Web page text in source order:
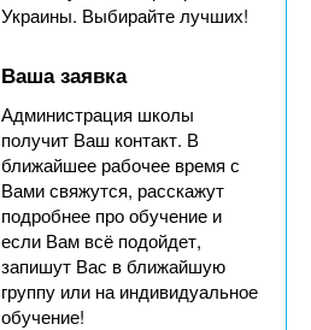
Украины. Выбирайте лучших!
Ваша заявка
Администрация школы
получит Ваш контакт. В
ближайшее рабочее время с
Вами свяжутся, расскажут
подробнее про обучение и
если Вам всё подойдет,
запишут Вас в ближайшую
группу или на индивидуальное
обучение!